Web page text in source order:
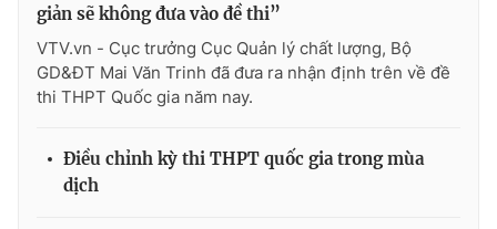
Ðiện thoại Thời báo VTV:024.66 897 897
Email:toasoan@vtv.vn
Liên hệ quảng cáo: 024-7300.7108
giản sẽ không đưa vào đề thi”
VTV.vn - Cục trưởng Cục Quản lý chất lượng, Bộ
GD&ĐT Mai Văn Trinh đã đưa ra nhận định trên về đề
thi THPT Quốc gia năm nay.
Điều chỉnh kỳ thi THPT quốc gia trong mùa
dịch